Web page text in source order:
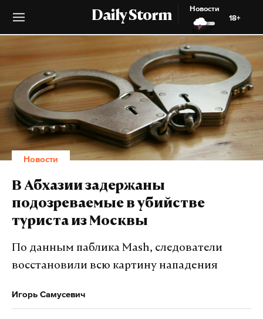
Daily Storm
Новости
18+
Новости
В Абхазии задержаны
подозреваемые в убийстве
туриста из Москвы
По данным паблика Mash, следователи
восстановили всю картину нападения
Игорь Самусевич